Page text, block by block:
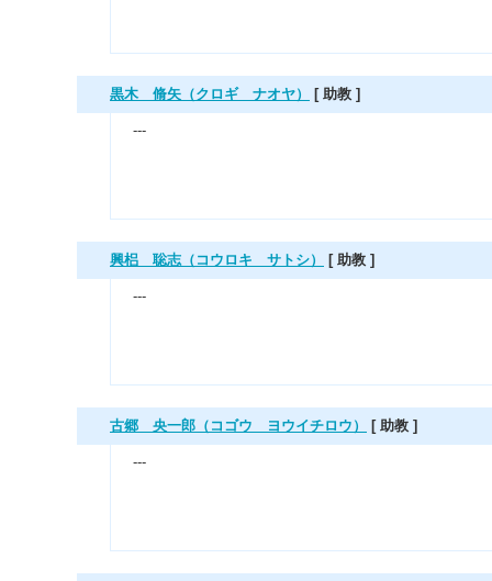
黒木 脩矢（クロギ ナオヤ） [ 助教 ]
---
興梠 聡志（コウロキ サトシ） [ 助教 ]
---
古郷 央一郎（コゴウ ヨウイチロウ） [ 助教 ]
---